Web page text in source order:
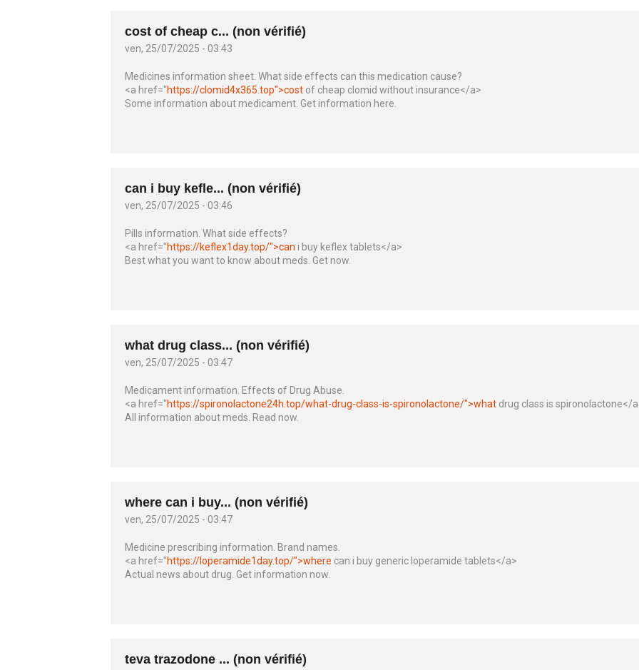
cost of cheap c... (non vérifié)
ven, 25/07/2025 - 03:43
Medicines information sheet. What side effects can this medication cause?
<a href="https://clomid4x365.top">cost of cheap clomid without insurance</a>
Some information about medicament. Get information here.
can i buy kefle... (non vérifié)
ven, 25/07/2025 - 03:46
Pills information. What side effects?
<a href="https://keflex1day.top/">can i buy keflex tablets</a>
Best what you want to know about meds. Get now.
what drug class... (non vérifié)
ven, 25/07/2025 - 03:47
Medicament information. Effects of Drug Abuse.
<a href="https://spironolactone24h.top/what-drug-class-is-spironolactone/">what drug class is spironolactone</
All information about meds. Read now.
where can i buy... (non vérifié)
ven, 25/07/2025 - 03:47
Medicine prescribing information. Brand names.
<a href="https://loperamide1day.top/">where can i buy generic loperamide tablets</a>
Actual news about drug. Get information now.
teva trazodone ... (non vérifié)